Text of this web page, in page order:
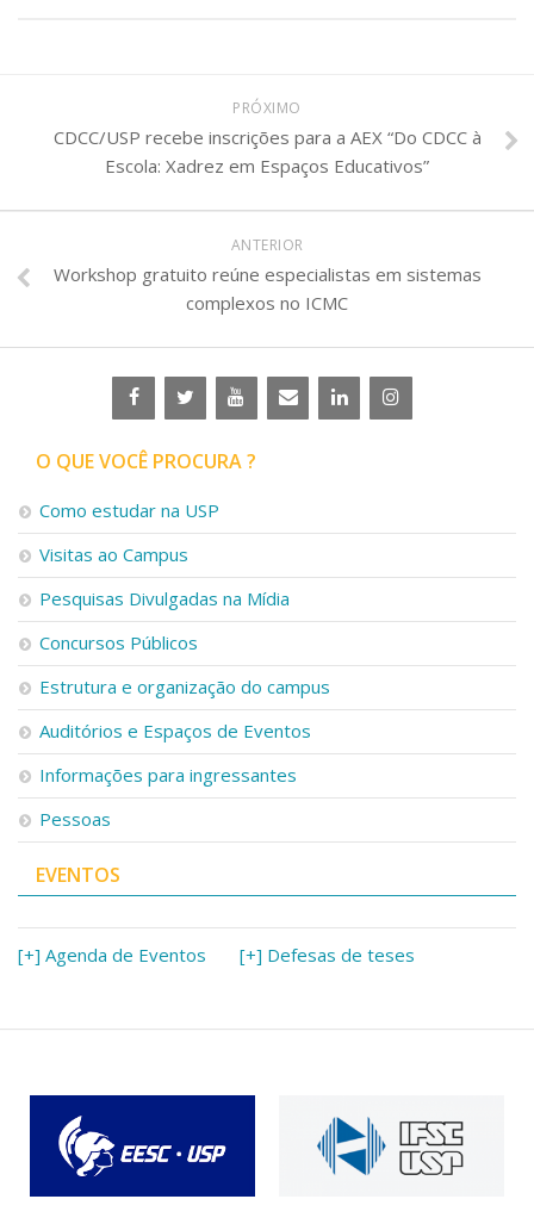
PRÓXIMO
CDCC/USP recebe inscrições para a AEX “Do CDCC à
Escola: Xadrez em Espaços Educativos”
ANTERIOR
Workshop gratuito reúne especialistas em sistemas
complexos no ICMC
O QUE VOCÊ PROCURA ?
Como estudar na USP
Visitas ao Campus
Pesquisas Divulgadas na Mídia
Concursos Públicos
Estrutura e organização do campus
Auditórios e Espaços de Eventos
Informações para ingressantes
Pessoas
EVENTOS
[+] Agenda de Eventos [+] Defesas de teses